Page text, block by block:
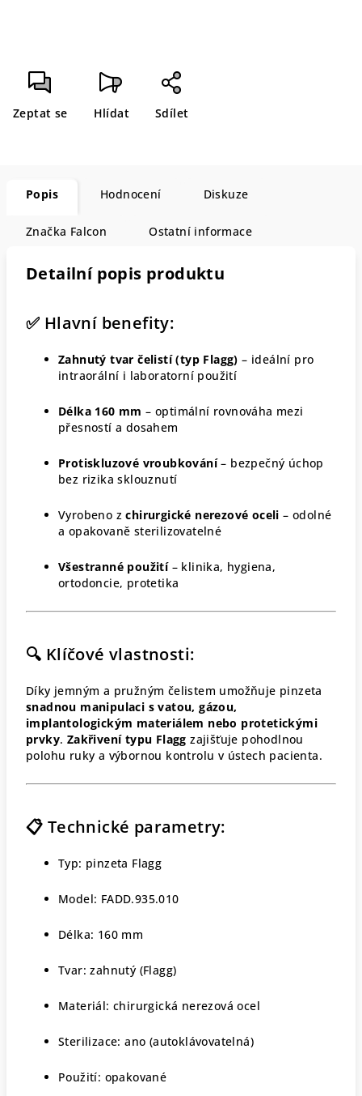
Zeptat se Hlídat Sdílet
Popis Hodnocení Diskuze
Značka Falcon Ostatní informace
Detailní popis produktu
✅ Hlavní benefity:
Zahnutý tvar čelistí (typ Flagg) – ideální pro
intraorální i laboratorní použití
Délka 160 mm – optimální rovnováha mezi
přesností a dosahem
Protiskluzové vroubkování– bezpečný úchop
bez rizika sklouznutí
Vyrobeno zchirurgické nerezové oceli – odolné
a opakovaně sterilizovatelné
Všestranné použití– klinika, hygiena,
ortodoncie, protetika
🔍 Klíčové vlastnosti:
Díky jemným a pružným čelistem umožňuje pinzeta
snadnou manipulaci s vatou, gázou,
implantologickým materiálem nebo protetickými
prvky. Zakřivení typu Flagg zajišťuje pohodlnou
polohu ruky a výbornou kontrolu v ústech pacienta.
📋 Technické parametry:
Typ: pinzeta Flagg
Model: FADD.935.010
Délka: 160 mm
Tvar: zahnutý (Flagg)
Materiál: chirurgická nerezová ocel
Sterilizace: ano (autoklávovatelná)
Použití: opakované